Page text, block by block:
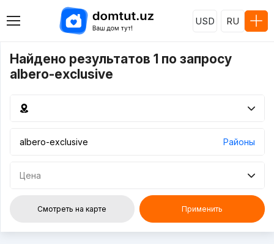
USD RU
Найдено результатов 1 по запросу
albero-exclusive
Районы
Цена
Смотреть на карте Применить